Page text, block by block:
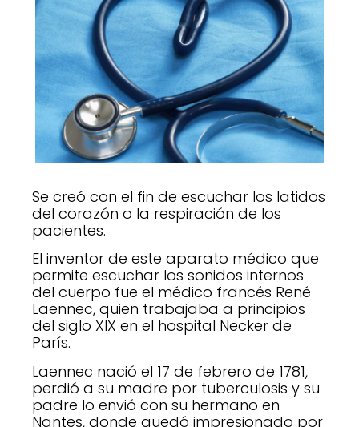
Se creó con el fin de escuchar los latidos
del corazón o la respiración de los
pacientes.
El inventor de este aparato médico que
permite escuchar los sonidos internos
del cuerpo fue el médico francés René
Laënnec, quien trabajaba a principios
del siglo XIX en el hospital Necker de
París.
Laennec nació el 17 de febrero de 1781,
perdió a su madre por tuberculosis y su
padre lo envió con su hermano en
Nantes, donde quedó impresionado por